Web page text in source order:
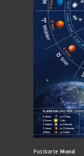
Postkarte Mond